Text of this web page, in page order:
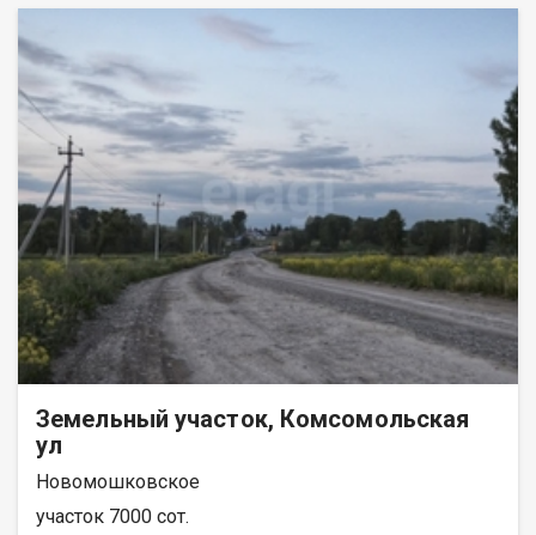
Земельный участок, Комсомольская
ул
Новомошковское
участок 7000 сот.